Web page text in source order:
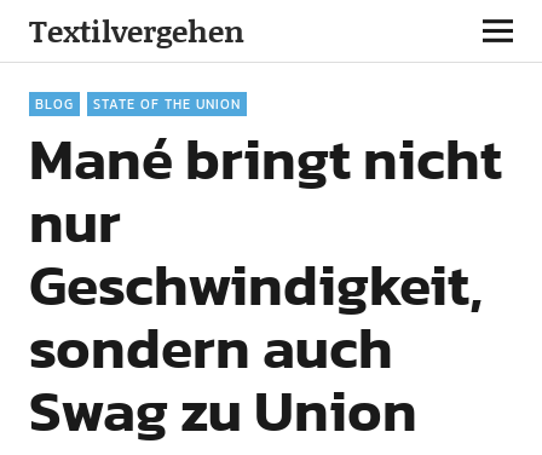
Textilvergehen
BLOG STATE OF THE UNION
Mané bringt nicht
nur
Geschwindigkeit,
sondern auch
Swag zu Union